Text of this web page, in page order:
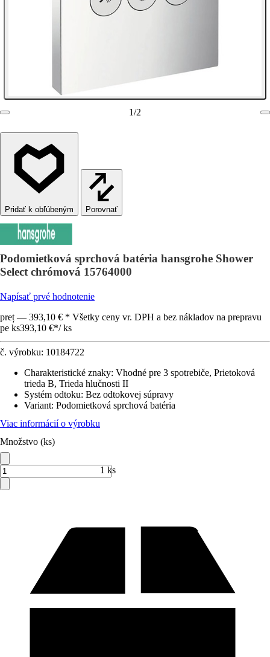
1/2
Porovnať
Podomietková sprchová batéria hansgrohe Shower
Select chrómová 15764000
Napísať prvé hodnotenie
preț — 393,10 € * Všetky ceny vr. DPH a bez nákladov na prepravu
pe ks393,10 €*/ ks
č. výrobku: 10184722
Charakteristické znaky: Vhodné pre 3 spotrebiče, Prietoková
trieda B, Trieda hlučnosti II
Systém odtoku: Bez odtokovej súpravy
Variant: Podomietková sprchová batéria
Viac informácií o výrobku
Množstvo (ks)
1 ks